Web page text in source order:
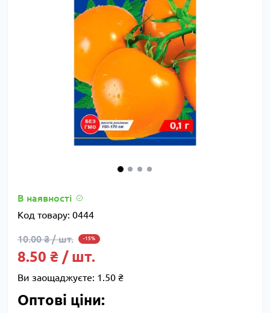
В наявності
Код товару: 0444
10.00 ₴ / шт. -15%
8.50 ₴ / шт.
Ви заощаджуєте: 1.50 ₴
Оптові ціни: